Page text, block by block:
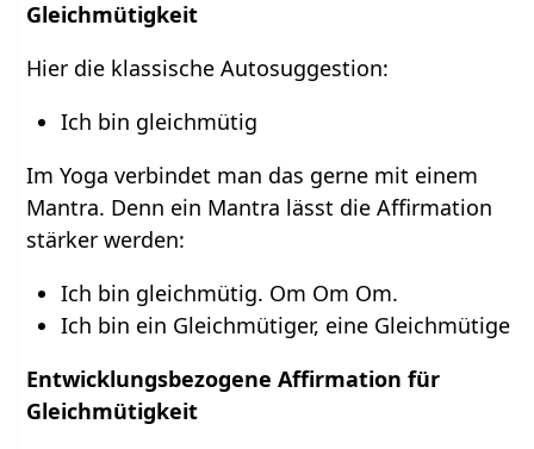
Gleichmütigkeit
Hier die klassische Autosuggestion:
Ich bin gleichmütig
Im Yoga verbindet man das gerne mit einem
Mantra. Denn ein Mantra lässt die Affirmation
stärker werden:
Ich bin gleichmütig. Om Om Om.
Ich bin ein Gleichmütiger, eine Gleichmütige
Entwicklungsbezogene Affirmation für
Gleichmütigkeit